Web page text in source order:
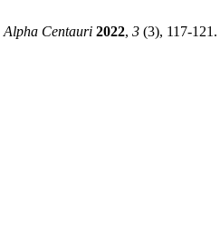
Alpha Centauri 2022, 3 (3), 117-121.